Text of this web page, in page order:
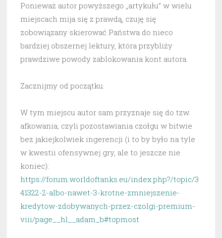
Ponieważ autor powyższego „artykułu” w wielu
miejscach mija się z prawdą, czuję się
zobowiązany skierować Państwa do nieco
bardziej obszernej lektury, która przybliży
prawdziwe powody zablokowania kont autora.
Zacznijmy od początku.
W tym miejscu autor sam przyznaje się do tzw.
afkowania, czyli pozostawiania czołgu w bitwie
bez jakiejkolwiek ingerencji (i to by było na tyle
w kwestii ofensywnej gry, ale to jeszcze nie
koniec):
https://forum.worldoftanks.eu/index.php?/topic/3
41322-2-albo-nawet-3-krotne-zmniejszenie-
kredytow-zdobywanych-przez-czolgi-premium-
viii/page__hl__adam_b#topmost